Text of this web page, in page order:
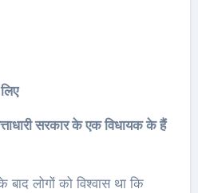
सरकार के एक विधायक के हैं
लोगों को विश्वास था कि